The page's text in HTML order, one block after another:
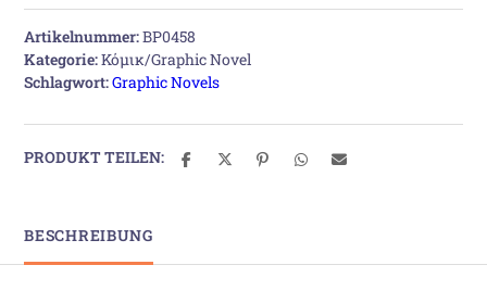
Artikelnummer:BP0458
Kategorie:Κόμικ/Graphic Novel
Schlagwort:Graphic Novels
PRODUKT TEILEN:
BESCHREIBUNG